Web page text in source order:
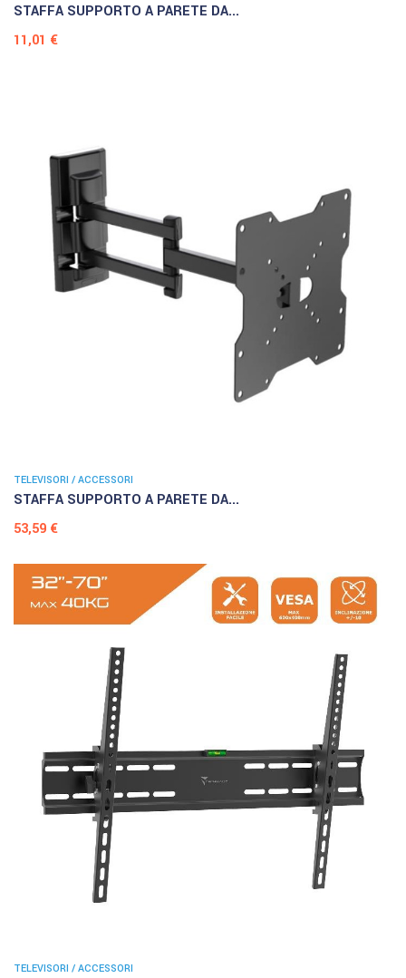
STAFFA SUPPORTO A PARETE DA...
Prezzo
11,01 €
TELEVISORI / ACCESSORI
STAFFA SUPPORTO A PARETE DA...
Prezzo
53,59 €
TELEVISORI / ACCESSORI